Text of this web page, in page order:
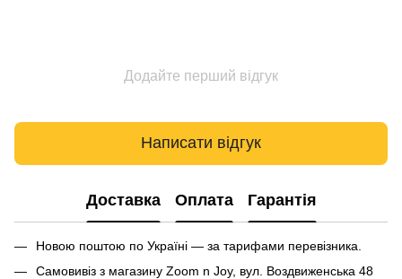
Додайте перший відгук
Написати відгук
Доставка Оплата Гарантія
Новою поштою по Україні — за тарифами перевізника.
Самовивіз з магазину Zoom n Joy, вул. Воздвиженська 48